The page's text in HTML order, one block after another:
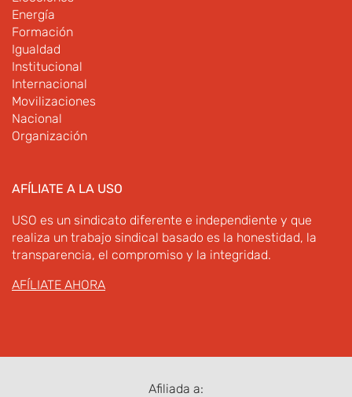
Energía
Formación
Igualdad
Institucional
Internacional
Movilizaciones
Nacional
Organización
AFÍLIATE A LA USO
USO es un sindicato diferente e independiente y que
realiza un trabajo sindical basado es la honestidad, la
transparencia, el compromiso y la integridad.
AFÍLIATE AHORA
Afiliada a: